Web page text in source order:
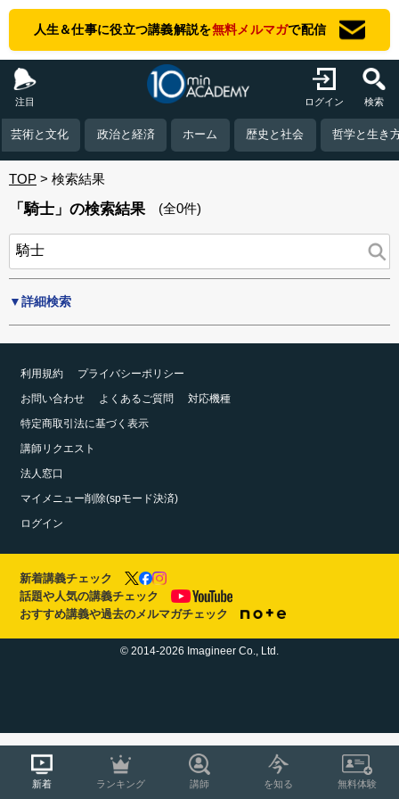
人生＆仕事に役立つ講義解説を無料メルマガで配信
注目 ログイン 検索
芸術と文化 政治と経済 ホーム 歴史と社会 哲学と生き
TOP 検索結果
「騎士」の検索結果 (全0件)
▼詳細検索
利用規約
プライバシーポリシー
お問い合わせ
よくあるご質問
対応機種
特定商取引法に基づく表示
講師リクエスト
法人窓口
マイメニュー削除(spモード決済)
ログイン
新着講義チェック
話題や人気の講義チェック
おすすめ講義や過去のメルマガチェック
© 2014-2026 Imagineer Co., Ltd.
新着 ランキング 講師 を知る 無料体験